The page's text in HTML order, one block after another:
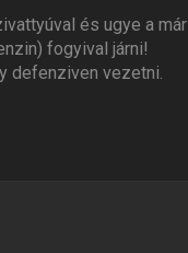
és ugye a már
fogyival járni!
defenziven vezetni.